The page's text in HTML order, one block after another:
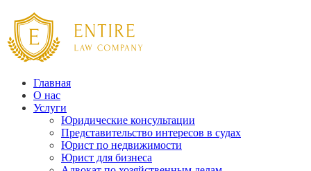
Главная
О нас
Услуги
Юридические консультации
Представительство интересов в судах
Юрист по недвижимости
Юрист для бизнеса